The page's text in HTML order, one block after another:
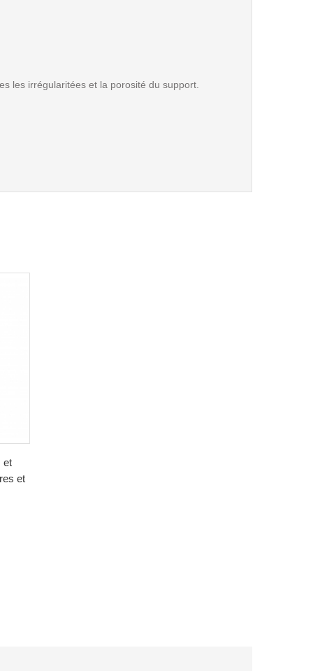
les irrégularitées et la porosité du support.
et
et